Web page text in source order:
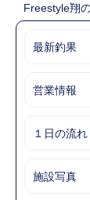
Freestyle翔
最新釣果
営業情報
１日の流れ
施設写真